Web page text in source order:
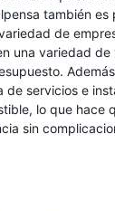
también
de
una variedad
de servicios e
lo que hace
sin